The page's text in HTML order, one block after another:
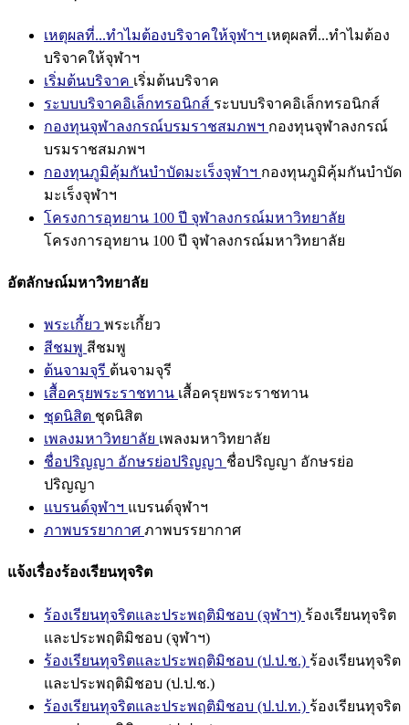
เหตุผลที่...ทำไมต้องบริจาคให้จุฬาฯ เหตุผลที่...ทำไมต้อง
บริจาคให้จุฬาฯ
เริ่มต้นบริจาค เริ่มต้นบริจาค
ระบบบริจาคอิเล็กทรอนิกส์ ระบบบริจาคอิเล็กทรอนิกส์
กองทุนจุฬาลงกรณ์บรมราชสมภพฯ กองทุนจุฬาลงกรณ์
บรมราชสมภพฯ
กองทุนภูมิคุ้มกันบำบัดมะเร็งจุฬาฯ กองทุนภูมิคุ้มกันบำบัด
มะเร็งจุฬาฯ
โครงการอุทยาน 100 ปี จุฬาลงกรณ์มหาวิทยาลัย
โครงการอุทยาน 100 ปี จุฬาลงกรณ์มหาวิทยาลัย
อัตลักษณ์มหาวิทยาลัย
พระเกี้ยว พระเกี้ยว
สีชมพู สีชมพู
ต้นจามจุรี ต้นจามจุรี
เสื้อครุยพระราชทาน เสื้อครุยพระราชทาน
ชุดนิสิต ชุดนิสิต
เพลงมหาวิทยาลัย เพลงมหาวิทยาลัย
ชื่อปริญญา อักษรย่อปริญญา ชื่อปริญญา อักษรย่อ
ปริญญา
แบรนด์จุฬาฯ แบรนด์จุฬาฯ
ภาพบรรยากาศ ภาพบรรยากาศ
แจ้งเรื่องร้องเรียนทุจริต
ร้องเรียนทุจริตและประพฤติมิชอบ (จุฬาฯ) ร้องเรียนทุจริต
และประพฤติมิชอบ (จุฬาฯ)
ร้องเรียนทุจริตและประพฤติมิชอบ (ป.ป.ช.) ร้องเรียนทุจริต
และประพฤติมิชอบ (ป.ป.ช.)
ร้องเรียนทุจริตและประพฤติมิชอบ (ป.ป.ท.) ร้องเรียนทุจริต